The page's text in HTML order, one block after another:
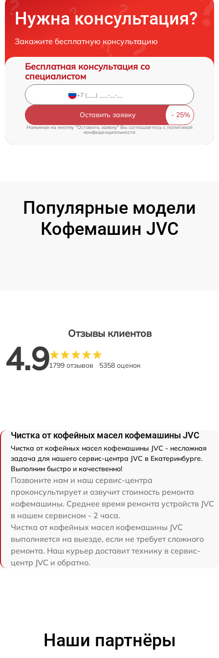
Нужна консультация?
Закажите бесплатную консультацию
Бесплатная консультация со
специалистом
Оставить заявку
Нажимая на кнопку "Оставить заявку" Вы соглашаетесь cполитикой
конфиденциальности
Популярные модели
Кофемашин JVC
Отзывы клиентов
4.91799 отзывов 5358 оценок
Чистка от кофейных масел кофемашины JVC
Чистка от кофейных масел кофемашины JVC - несложная
задача для нашего сервис-центра JVC в Екатеринбурге.
Выполним быстро и качественно!
Позвоните нам и наш сервис-центра
проконсультирует и озвучит стоимость ремонта
кофемашины. Среднее время ремонта устройств JVC
в нашем сервисном - 2 часа.
Чистка от кофейных масел кофемашины JVC
выполняется на выезде, если не требует сложного
ремонта. Наш курьер доставит технику в сервис-
центр JVC и обратно.
Наши партнёры